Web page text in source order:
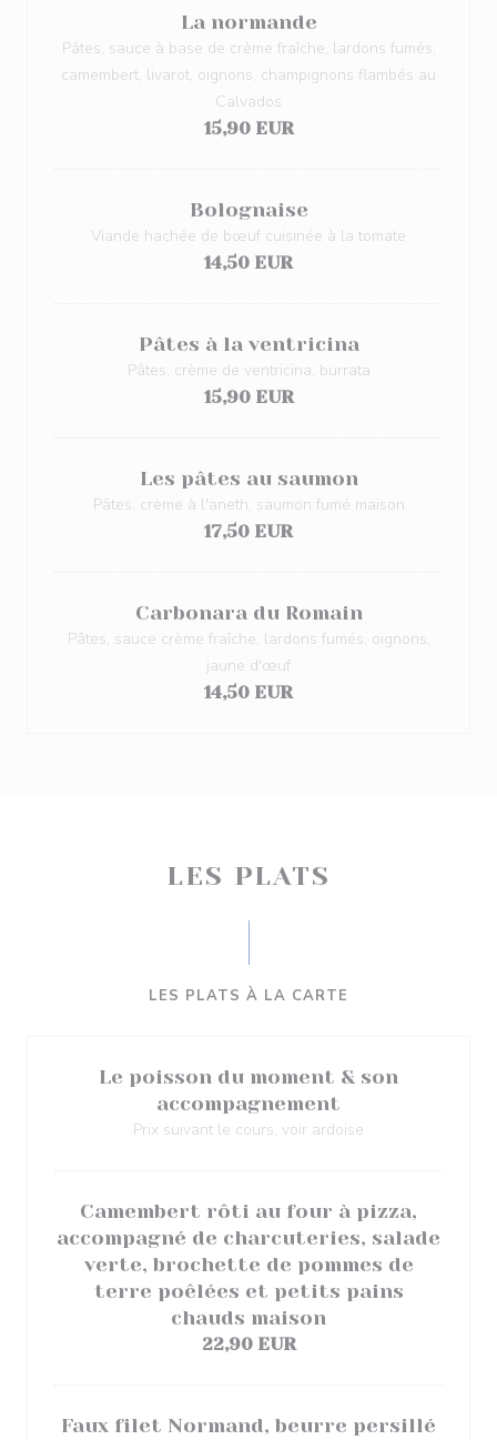
La normande
Pâtes, sauce à base de crème fraîche, lardons fumés,
camembert, livarot, oignons, champignons flambés au
Calvados
15,90 EUR
Bolognaise
Viande hachée de bœuf cuisinée à la tomate
14,50 EUR
Pâtes à la ventricina
Pâtes, crème de ventricina, burrata
15,90 EUR
Les pâtes au saumon
Pâtes, crème à l'aneth, saumon fumé maison
17,50 EUR
Carbonara du Romain
Pâtes, sauce crème fraîche, lardons fumés, oignons,
jaune d'œuf
14,50 EUR
LES PLATS
LES PLATS À LA CARTE
Le poisson du moment & son
accompagnement
Prix suivant le cours, voir ardoise
Camembert rôti au four à pizza,
accompagné de charcuteries, salade
verte, brochette de pommes de
terre poêlées et petits pains
chauds maison
22,90 EUR
Faux filet Normand, beurre persillé